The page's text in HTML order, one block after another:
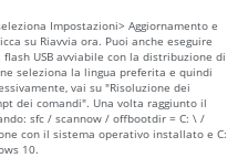
Impostazioni> Aggiornamento e
su Riavvia ora. Puoi anche eseguire
USB avviabile con la distribuzione di
seleziona la lingua preferita e quindi
vai su "Risoluzione dei
dei comandi". Una volta raggiunto il
sfc / scannow / offbootdir = C: \ /
con il sistema operativo installato e C:
10.